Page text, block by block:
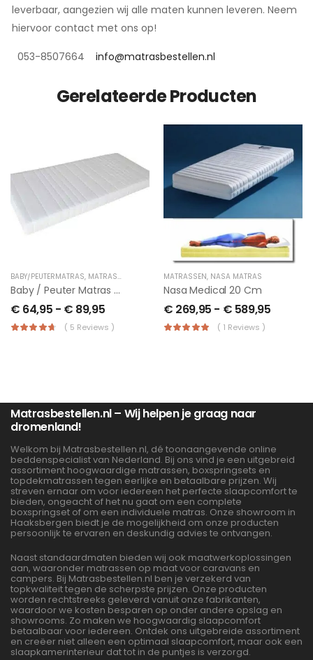
leverbaar, aangezien wij alle maten kunnen leveren. Neem
hiervoor contact met ons op!
053-8507664 info@matrasbestellen.nl
Gerelateerde Producten
BABY/PEUTERMATRAS, MATRASSEN
Baby / Peuter Matras Hr 40 Koudschuim
€ 64,95 - € 89,95
( 5 Reviews )
MATRASSEN, NASA MATRAS
Nasa Medical 20 Cm
€ 269,95 - € 589,95
( 1 Reviews )
Matrasbestellen.nl – Wij helpen je graag naar
dromenland!
Welkom bij Matrasbestellen.nl, dé toonaangevende online
beddenspecialist van Nederland. Bij ons vind je een uitgebreid
assortiment hoogwaardige matrassen, boxspringsets en
topdekmatrassen tegen eerlijke en betaalbare prijzen. Wij
streven ernaar om voor iedereen het perfecte slaapcomfort te
bieden, ongeacht of het nu gaat om een complete
boxspringset of om een individuele matras. Onze showroom in
Haaksbergen biedt je de mogelijkheid om onze producten
persoonlijk te ervaren en deskundig advies te ontvangen.
Naast standaardmaten bieden wij ook maatwerkoplossingen
aan, waaronder matrassen op maat voor caravans en
campers. Bij Matrasbestellen.nl ben je verzekerd van
topkwaliteit tegen de scherpste prijzen. Onze producten
worden rechtstreeks geleverd vanuit onze fabrikanten,
waardoor we kosten besparen op onder andere opslag en
showrooms. Zo maken we hoogwaardig slaapcomfort
betaalbaar voor iedereen. Ontdek ons uitgebreide assortiment
en creëer niet alleen een optimaal slaapcomfort, maar ook een
slaapkamerinterieur dat tot in de puntjes is verzorgd.